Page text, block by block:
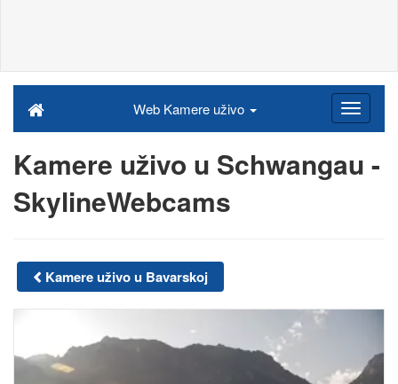
Web Kamere uživo
Kamere uživo u Schwangau -
SkylineWebcams
Kamere uživo u Bavarskoj